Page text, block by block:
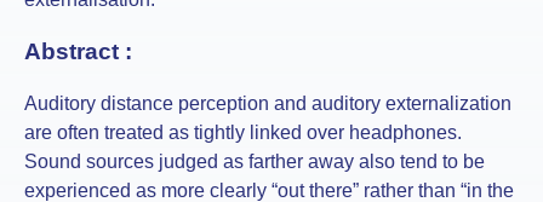
Abstract :
Auditory distance perception and auditory externalization
are often treated as tightly linked over headphones.
Sound sources judged as farther away also tend to be
experienced as more clearly “out there” rather than “in the